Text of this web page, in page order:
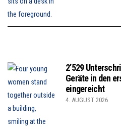
2’529
Geräte in den
eingereicht
4. AUGUST 2026